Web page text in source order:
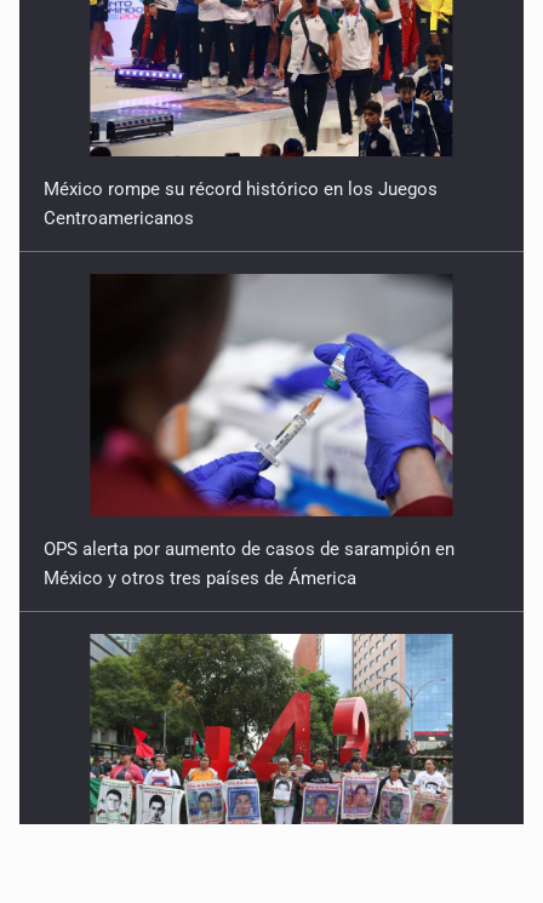
México rompe su récord histórico en los Juegos
Centroamericanos
OPS alerta por aumento de casos de sarampión en
México y otros tres países de Ámerica
Ayotzinapa: A casi 12 años, entre juicios a
exfuncionarios y la fuga de Tomás Zerón